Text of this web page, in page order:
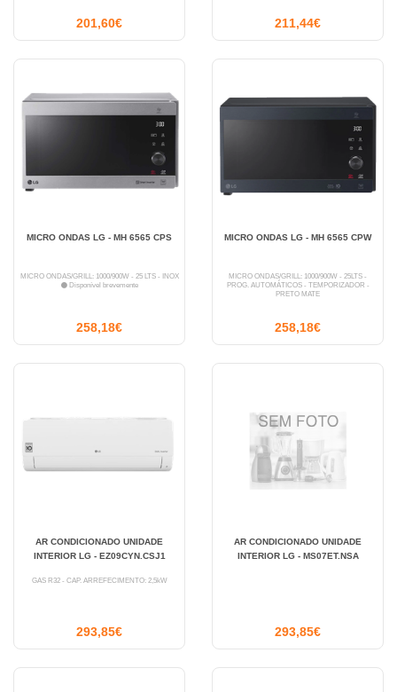
201,60€ 211,44€
MICRO ONDAS LG - MH 6565 CPS
MICRO ONDAS/GRILL: 1000/900W - 25 LTS - INOX
Disponível brevemente
258,18€
MICRO ONDAS LG - MH 6565 CPW
MICRO ONDAS/GRILL: 1000/900W - 25LTS -
PROG. AUTOMÁTICOS - TEMPORIZADOR -
PRETO MATE
258,18€
AR CONDICIONADO UNIDADE
INTERIOR LG - EZ09CYN.CSJ1
GÁS R32 - CAP. ARREFECIMENTO: 2,5kW
293,85€
AR CONDICIONADO UNIDADE
INTERIOR LG - MS07ET.NSA
293,85€